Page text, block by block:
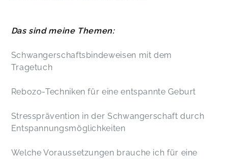
Das sind meine Themen:
Schwangerschaftsbindeweisen mit dem
Tragetuch
Rebozo-Techniken für eine entspannte Geburt
Stressprävention in der Schwangerschaft durch
Entspannungsmöglichkeiten
Welche Voraussetzungen brauche ich für eine